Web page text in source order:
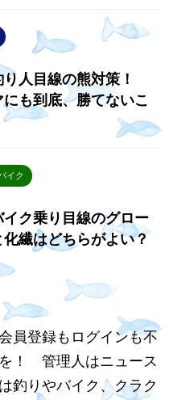
り人目線の熊対策！
も到底、勝てないこ
イク
イク乗り目線のグロー
繊はどちらがよい？
員登録もログインも不
！ 管理人はニュース
釣りやバイク、クラク